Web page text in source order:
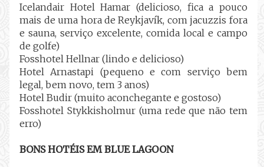
Icelandair Hotel Hamar (delicioso, fica a pouco
mais de uma hora de Reykjavík, com jacuzzis fora
e sauna, serviço excelente, comida local e campo
de golfe)
Fosshotel Hellnar (lindo e delicioso)
Hotel Arnastapi (pequeno e com serviço bem
legal, bem novo, tem 3 anos)
Hotel Budir (muito aconchegante e gostoso)
Fosshotel Stykkisholmur (uma rede que não tem
erro)
BONS HOTÉIS EM BLUE LAGOON